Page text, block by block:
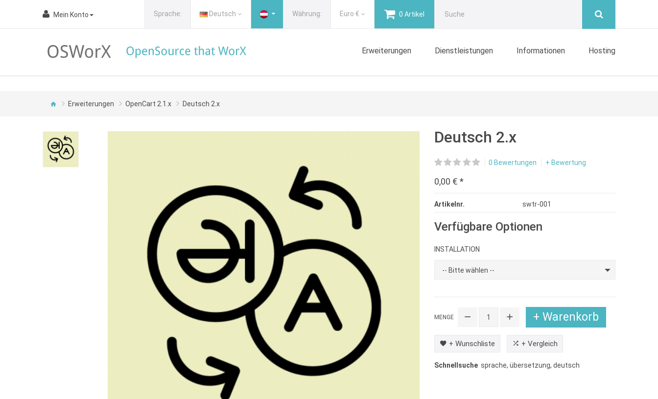
Mein Konto Sprache: Deutsch Währung: Euro € 0 Artikel
Erweiterungen Dienstleistungen Informationen Hosting
Erweiterungen OpenCart 2.1.x Deutsch 2.x
Deutsch 2.x
0 Bewertungen + Bewertung
0,00 € *
Artikelnr. swtr-001
Verfügbare Optionen
INSTALLATION
-- Bitte wählen --
MENGE + Warenkorb
+ Wunschliste + Vergleich
Schnellsuche sprache, übersetzung, deutsch